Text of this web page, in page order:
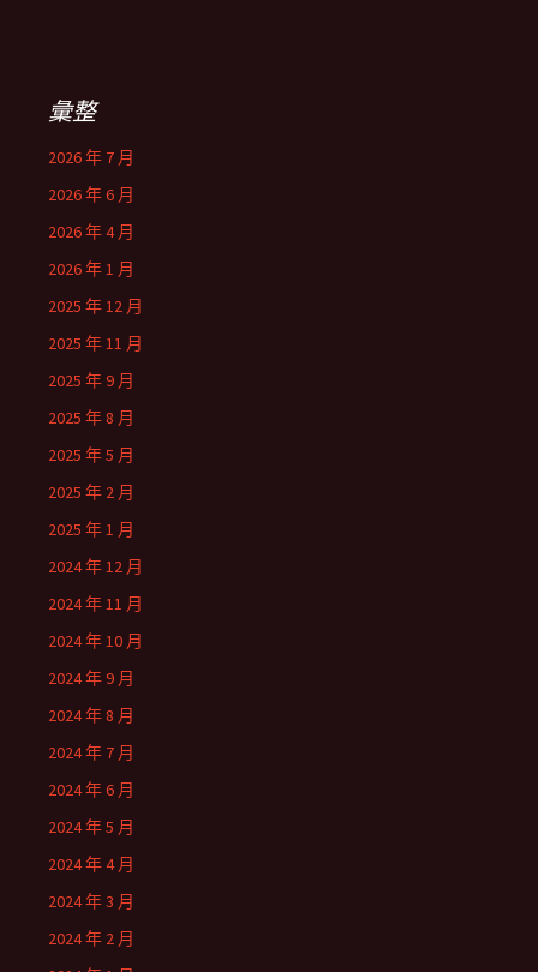
彙整
2026 年 7 月
2026 年 6 月
2026 年 4 月
2026 年 1 月
2025 年 12 月
2025 年 11 月
2025 年 9 月
2025 年 8 月
2025 年 5 月
2025 年 2 月
2025 年 1 月
2024 年 12 月
2024 年 11 月
2024 年 10 月
2024 年 9 月
2024 年 8 月
2024 年 7 月
2024 年 6 月
2024 年 5 月
2024 年 4 月
2024 年 3 月
2024 年 2 月